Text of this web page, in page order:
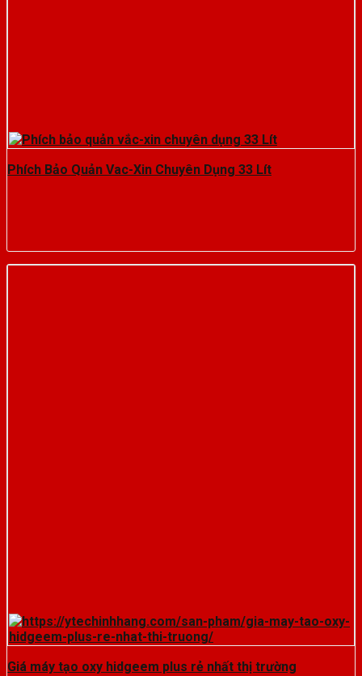
Phích Bảo Quản Vac-Xin Chuyên Dụng 33 Lít
Giá máy tạo oxy hidgeem plus rẻ nhất thị trường